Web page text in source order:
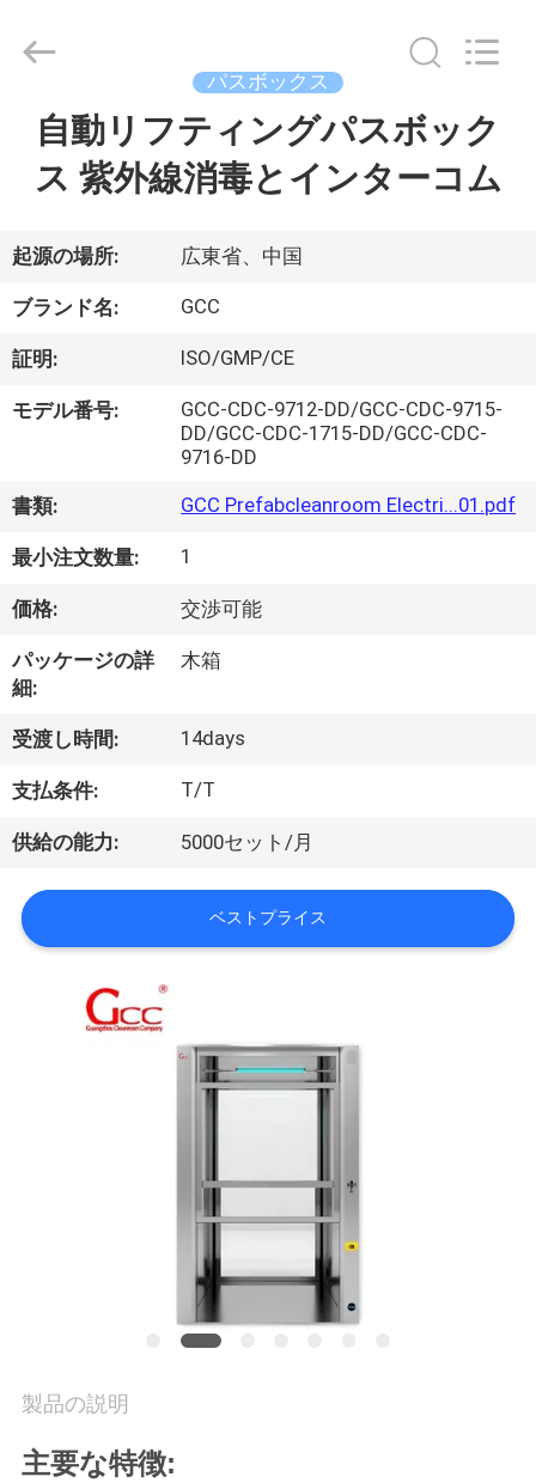
製
品
ビ
オ
わ
た
し
に
つ
い
て
管
理
Copyright
Guangzhou
Cleanroom
パスボックス
自動リフティングパスボック
ス 紫外線消毒とインターコム
起源の場所: 広東省、中国
ブランド名: GCC
証明: ISO/GMP/CE
モデル番号:
GCC-CDC-9712-DD/GCC-CDC-9715-
DD/GCC-CDC-1715-DD/GCC-CDC-
9716-DD
書類: GCC Prefabcleanroom Electri...01.pdf
最小注文数量: 1
価格: 交渉可能
パッケージの詳
細:
木箱
受渡し時間: 14days
支払条件: T/T
供給の能力: 5000セット/月
ベストプライス
製品の説明
主要な特徴: